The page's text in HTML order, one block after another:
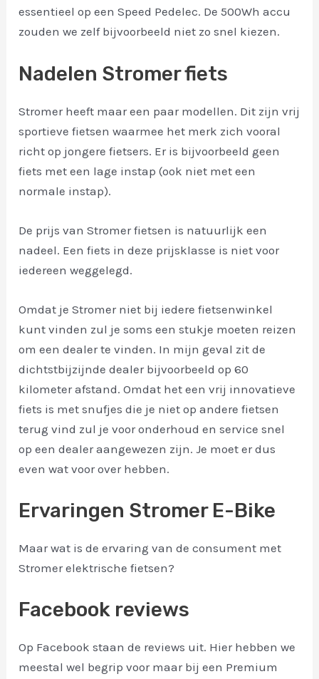
essentieel op een Speed Pedelec. De 500Wh accu
zouden we zelf bijvoorbeeld niet zo snel kiezen.
Nadelen Stromer fiets
Stromer heeft maar een paar modellen. Dit zijn vrij
sportieve fietsen waarmee het merk zich vooral
richt op jongere fietsers. Er is bijvoorbeeld geen
fiets met een lage instap (ook niet met een
normale instap).
De prijs van Stromer fietsen is natuurlijk een
nadeel. Een fiets in deze prijsklasse is niet voor
iedereen weggelegd.
Omdat je Stromer niet bij iedere fietsenwinkel
kunt vinden zul je soms een stukje moeten reizen
om een dealer te vinden. In mijn geval zit de
dichtstbijzijnde dealer bijvoorbeeld op 60
kilometer afstand. Omdat het een vrij innovatieve
fiets is met snufjes die je niet op andere fietsen
terug vind zul je voor onderhoud en service snel
op een dealer aangewezen zijn. Je moet er dus
even wat voor over hebben.
Ervaringen Stromer E-Bike
Maar wat is de ervaring van de consument met
Stromer elektrische fietsen?
Facebook reviews
Op Facebook staan de reviews uit. Hier hebben we
meestal wel begrip voor maar bij een Premium